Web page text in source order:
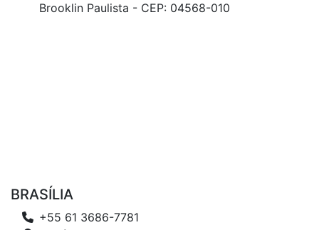
Brooklin Paulista - CEP: 04568-010
BRASÍLIA
+55 61 3686-7781